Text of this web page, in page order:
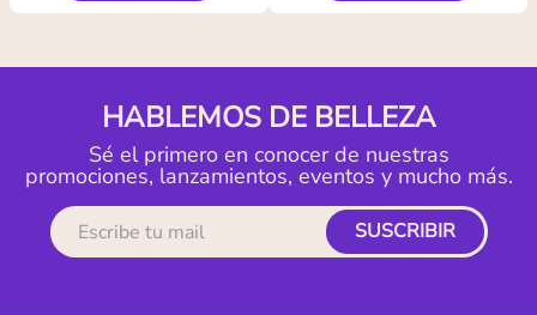
HABLEMOS DE BELLEZA
Sé el primero en conocer de nuestras
promociones, lanzamientos, eventos y mucho más.
SUSCRIBIR